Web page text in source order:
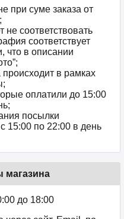
при суме заказа от
соответствовать
соответствует
что в описании
в рамках
оплатили до 15:00
посылки
15:00 по 22:00 в день
магазина
до 18:00